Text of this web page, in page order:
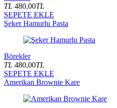
TL 480,00TL
SEPETE EKLE
Şeker Hamurlu Pasta
Börekler
TL 480,00TL
SEPETE EKLE
Amerikan Brownie Kare